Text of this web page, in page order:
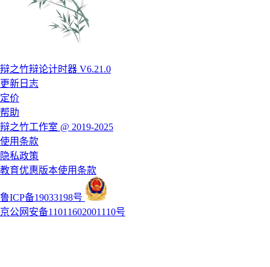
辩之竹辩论计时器 V6.21.0
更新日志
定价
帮助
辩之竹工作室 @ 2019-2025
使用条款
隐私政策
教育优惠版本使用条款
鲁ICP备19033198号
京公网安备11011602001110号